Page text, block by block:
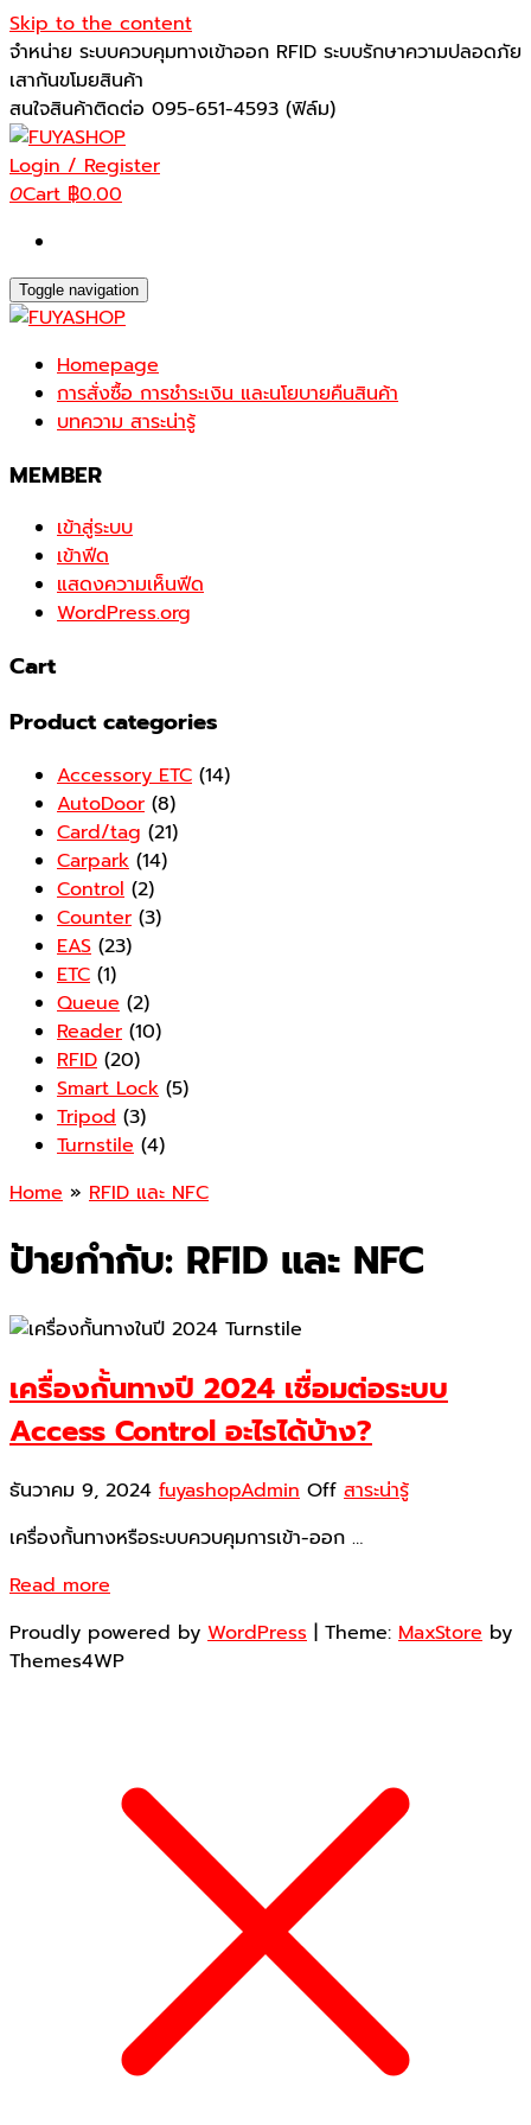
Skip to the content
จำหน่าย ระบบควบคุมทางเข้าออก RFID ระบบรักษาความปลอดภัย
เสากันขโมยสินค้า
สนใจสินค้าติดต่อ 095-651-4593 (ฟิล์ม)
Login / Register
0Cart฿0.00
Toggle navigation
Homepage
การสั่งซื้อ การชำระเงิน และนโยบายคืนสินค้า
บทความ สาระน่ารู้
MEMBER
เข้าสู่ระบบ
เข้าฟีด
แสดงความเห็นฟีด
WordPress.org
Cart
Product categories
Accessory ETC (14)
AutoDoor (8)
Card/tag (21)
Carpark (14)
Control (2)
Counter (3)
EAS (23)
ETC (1)
Queue (2)
Reader (10)
RFID (20)
Smart Lock (5)
Tripod (3)
Turnstile (4)
Home » RFID และ NFC
ป้ายกำกับ: RFID และ NFC
เครื่องกั้นทางปี 2024 เชื่อมต่อระบบ
Access Control อะไรได้บ้าง?
ธันวาคม 9, 2024 fuyashopAdmin Off สาระน่ารู้
เครื่องกั้นทางหรือระบบควบคุมการเข้า-ออก …
Read more
Proudly powered by WordPress | Theme: MaxStore by
Themes4WP